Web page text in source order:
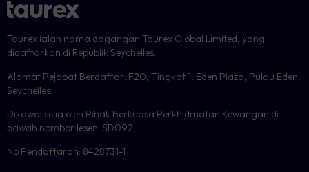
Taurex ialah nama dagangan Taurex Global Limited, yang
didaftarkan di Republik Seychelles.
Alamat Pejabat Berdaftar: F20, Tingkat 1, Eden Plaza, Pulau Eden,
Seychelles
Dikawal selia oleh Pihak Berkuasa Perkhidmatan Kewangan di
bawah nombor lesen: SD092
No Pendaftaran: 8428731-1